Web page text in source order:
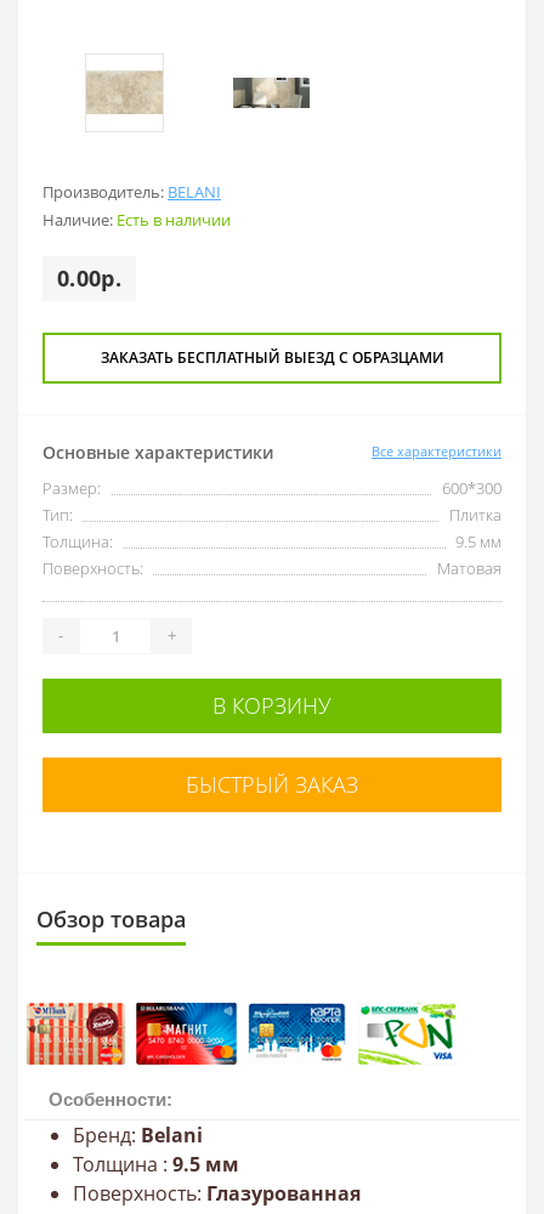
Производитель: BELANI
Наличие: Есть в наличии
0.00р.
ЗАКАЗАТЬ БЕСПЛАТНЫЙ ВЫЕЗД С ОБРАЗЦАМИ
Основные характеристики Все характеристики
Размер:
600*300
Тип:
Плитка
Толщина:
9.5 мм
Поверхность:
Матовая
- +
В КОРЗИНУ
БЫСТРЫЙ ЗАКАЗ
Обзор товара
Особенности:
Бренд: Belani
Толщина : 9.5 мм
Поверхность: Глазурованная